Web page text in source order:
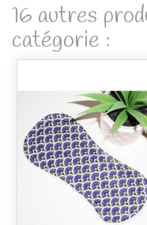
16 autres
catégorie :